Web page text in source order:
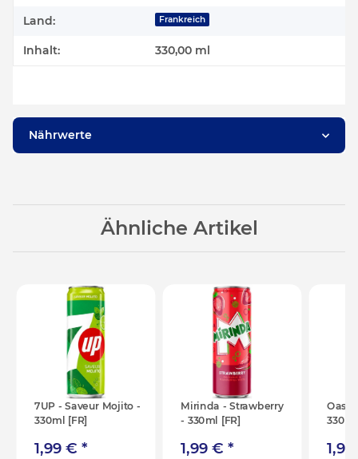
Land: Frankreich
Inhalt: 330,00 ml
Nährwerte
Ähnliche Artikel
7UP - Saveur Mojito -
330ml [FR]
1,99 €*
Mirinda - Strawberry
- 330ml [FR]
1,99 €*
Oasis